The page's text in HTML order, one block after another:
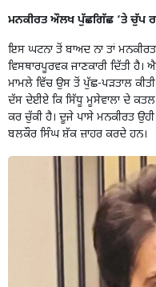
ਮਨਕੀਰਤ ਔਲਖ ਪੁੱਛਗਿੱਛ ‘ਤੇ ਚੁੱਪ
ਇਸ ਘਟਨਾ ਤੋਂ ਬਾਅਦ ਨਾ ਤਾਂ
ਵਿਸਥਾਰਪੂਰਵਕ ਜਾਣਕਾਰੀ ਦਿੱਤੀ
ਮਾਮਲੇ ਵਿੱਚ ਉਸ ਤੋਂ ਪੁੱਛ-ਪੜਤਾਲ
ਦੱਸ ਦੇਈਏ ਕਿ ਸਿੱਧੂ ਮੂਸੇਵਾਲਾ ਦੇ
ਕਰ ਚੁੱਕੀ ਹੈ। ਦੂਜੇ ਪਾਸੇ ਮਨਕੀਰਤ
ਬਲਕੌਰ ਸਿੰਘ ਸ਼ੱਕ ਜ਼ਾਹਰ ਕਰਦੇ ਹਨ।